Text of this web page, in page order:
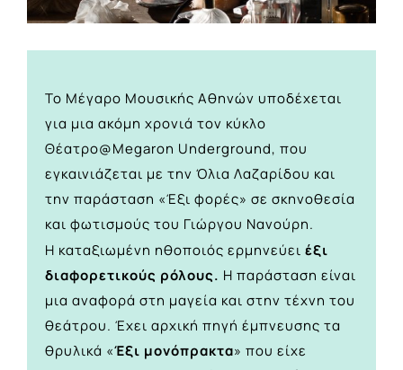
Το Μέγαρο Μουσικής Αθηνών υποδέχεται
για μια ακόμη χρονιά τον κύκλο
Θέατρο@Μegaron Underground, που
εγκαινιάζεται με την Όλια Λαζαρίδου και
την παράσταση «Έξι φορές» σε σκηνοθεσία
και φωτισμούς του Γιώργου Νανούρη.
Η καταξιωμένη ηθοποιός ερμηνεύει έξι
διαφορετικούς ρόλους. Η παράσταση είναι
μια αναφορά στη μαγεία και στην τέχνη του
θεάτρου. Έχει αρχική πηγή έμπνευσης τα
θρυλικά «Έξι μονόπρακτα» που είχε